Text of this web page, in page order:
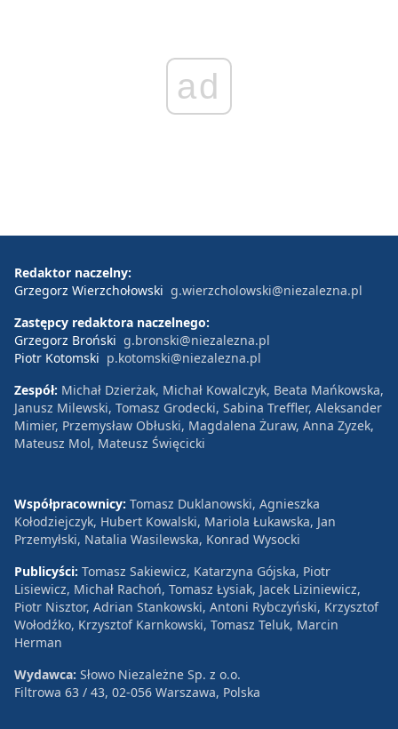
ad
Redaktor naczelny:
Grzegorz Wierzchołowski g.wierzcholowski@niezalezna.pl
Zastępcy redaktora naczelnego:
Grzegorz Broński g.bronski@niezalezna.pl
Piotr Kotomski p.kotomski@niezalezna.pl
Zespół: Michał Dzierżak, Michał Kowalczyk, Beata Mańkowska,
Janusz Milewski, Tomasz Grodecki, Sabina Treffler, Aleksander
Mimier, Przemysław Obłuski, Magdalena Żuraw, Anna Zyzek,
Mateusz Mol, Mateusz Święcicki
Współpracownicy: Tomasz Duklanowski, Agnieszka
Kołodziejczyk, Hubert Kowalski, Mariola Łukawska, Jan
Przemyłski, Natalia Wasilewska, Konrad Wysocki
Publicyści: Tomasz Sakiewicz, Katarzyna Gójska, Piotr
Lisiewicz, Michał Rachoń, Tomasz Łysiak, Jacek Liziniewicz,
Piotr Nisztor, Adrian Stankowski, Antoni Rybczyński, Krzysztof
Wołodźko, Krzysztof Karnkowski, Tomasz Teluk, Marcin
Herman
Wydawca: Słowo Niezależne Sp. z o.o.
Filtrowa 63 / 43, 02-056 Warszawa, Polska